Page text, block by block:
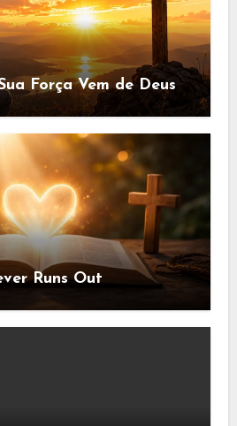
Força Vem de Deus
Runs Out